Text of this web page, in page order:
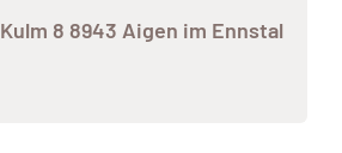
8 8943 Aigen im Ennstal